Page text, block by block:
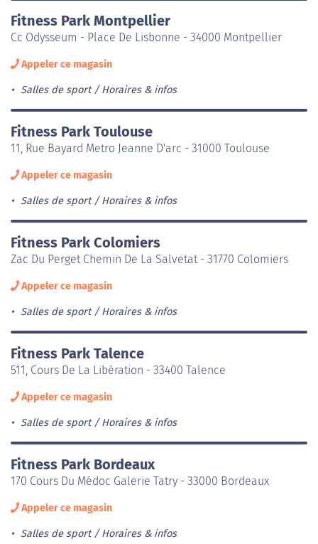
Fitness Park Montpellier
Cc Odysseum - Place De Lisbonne - 34000 Montpellier
Appeler ce magasin
Salles de sport Horaires & infos
Fitness Park Toulouse
11, Rue Bayard Metro Jeanne D'arc - 31000 Toulouse
Appeler ce magasin
Salles de sport Horaires & infos
Fitness Park Colomiers
Zac Du Perget Chemin De La Salvetat - 31770 Colomiers
Appeler ce magasin
Salles de sport Horaires & infos
Fitness Park Talence
511, Cours De La Libération - 33400 Talence
Appeler ce magasin
Salles de sport Horaires & infos
Fitness Park Bordeaux
170 Cours Du Médoc Galerie Tatry - 33000 Bordeaux
Appeler ce magasin
Salles de sport Horaires & infos